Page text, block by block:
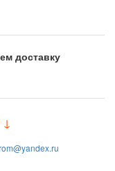
доставку
↓